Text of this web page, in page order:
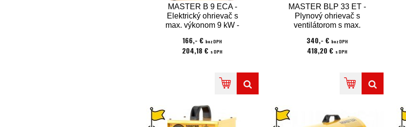
MASTER B 9 ECA -
Elektrický ohrievač s
max. výkonom 9 kW -
166,- €bez DPH
204,18 € s DPH
MASTER BLP 33 ET -
Plynový ohrievač s
ventilátorom s max.
možnosť pripojiť
termostat
340,- €bez DPH
418,20 € s DPH